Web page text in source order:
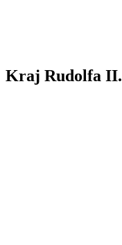
Kraj Rudolfa II.